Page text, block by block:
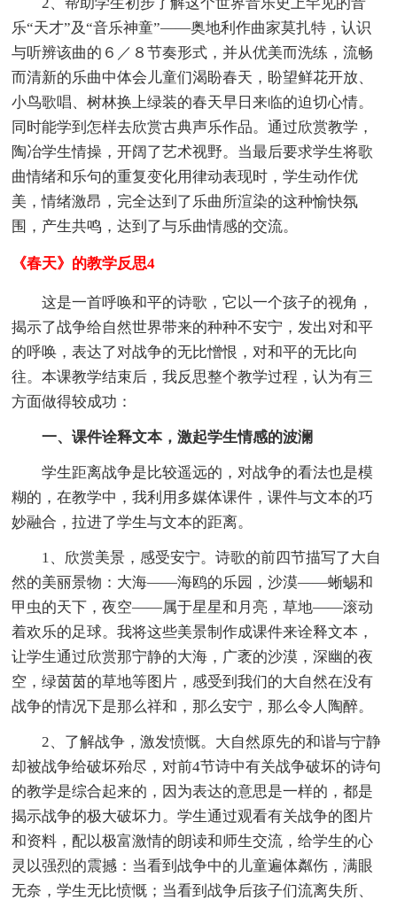
乐“天才”及“音乐神童”——奥地利作曲家莫扎特，认识
与听辨该曲的６／８节奏形式，并从优美而洗练，流畅
而清新的乐曲中体会儿童们渴盼春天，盼望鲜花开放、
小鸟歌唱、树林换上绿装的春天早日来临的迫切心情。
同时能学到怎样去欣赏古典声乐作品。通过欣赏教学，
陶冶学生情操，开阔了艺术视野。当最后要求学生将歌
曲情绪和乐句的重复变化用律动表现时，学生动作优
美，情绪激昂，完全达到了乐曲所渲染的这种愉快氛
围，产生共鸣，达到了与乐曲情感的交流。
《春天》的教学反思4
这是一首呼唤和平的诗歌，它以一个孩子的视角，
揭示了战争给自然世界带来的种种不安宁，发出对和平
的呼唤，表达了对战争的无比憎恨，对和平的无比向
往。本课教学结束后，我反思整个教学过程，认为有三
方面做得较成功：
一、课件诠释文本，激起学生情感的波澜
学生距离战争是比较遥远的，对战争的看法也是模
糊的，在教学中，我利用多媒体课件，课件与文本的巧
妙融合，拉进了学生与文本的距离。
1、欣赏美景，感受安宁。诗歌的前四节描写了大自
然的美丽景物：大海——海鸥的乐园，沙漠——蜥蜴和
甲虫的天下，夜空——属于星星和月亮，草地——滚动
着欢乐的足球。我将这些美景制作成课件来诠释文本，
让学生通过欣赏那宁静的大海，广袤的沙漠，深幽的夜
空，绿茵茵的草地等图片，感受到我们的大自然在没有
战争的情况下是那么祥和，那么安宁，那么令人陶醉。
2、了解战争，激发愤慨。大自然原先的和谐与宁静
却被战争给破坏殆尽，对前4节诗中有关战争破坏的诗句
的教学是综合起来的，因为表达的意思是一样的，都是
揭示战争的极大破坏力。学生通过观看有关战争的图片
和资料，配以极富激情的朗读和师生交流，给学生的心
灵以强烈的震撼：当看到战争中的儿童遍体粼伤，满眼
无奈，学生无比愤慨；当看到战争后孩子们流离失所、